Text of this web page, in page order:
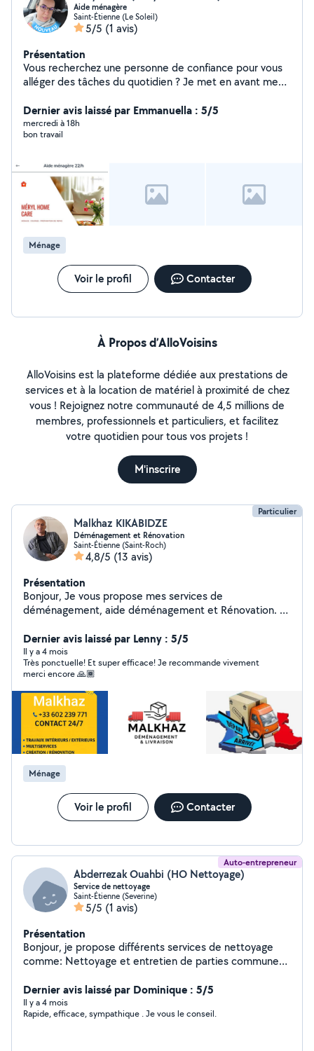
Aide ménagère
Saint-Étienne (Le Soleil)
5/5 (1 avis)
Présentation
Vous recherchez une personne de confiance pour vous
alléger des tâches du quotidien ? Je met en avant mes
offrir un logement propre, ordonné et agréable à vivre.
Ponctuelle, soignée et rigoureuse, je m'adapte à vos
besoins spécifiques.
Dernier avis laissé par Emmanuella : 5/5
mercredi à 18h
bon travail
Ménage
Voir le profil Contacter
À Propos d’AlloVoisins
AlloVoisins est la plateforme dédiée aux prestations de
services et à la location de matériel à proximité de chez
vous ! Rejoignez notre communauté de 4,5 millions de
membres, professionnels et particuliers, et facilitez
votre quotidien pour tous vos projets !
M'inscrire
Particulier
Malkhaz KIKABIDZE
Déménagement et Rénovation
Saint-Étienne (Saint-Roch)
4,8/5 (13 avis)
Présentation
Bonjour, Je vous propose mes services de
déménagement, aide déménagement et Rénovation. Je
N'hésitez pas à me contacter pour un devis ou pour
Dernier avis laissé par Lenny : 5/5
Il y a 4 mois
Très ponctuelle! Et super efficace! Je recommande vivement
merci encore 🙏🏾
Ménage
Voir le profil Contacter
Auto-entrepreneur
Abderrezak Ouahbi (HO Nettoyage)
Service de nettoyage
Saint-Étienne (Severine)
5/5 (1 avis)
Présentation
Bonjour, je propose différents services de nettoyage
comme: Nettoyage et entretien de parties communes
vérandas Sortie et rentrée des poubelles Nettoyage de
vitres intérieures et extérieures Remise en état après
travaux et fin de chantier Entretien régulier ou ponctuel
Dernier avis laissé par Dominique : 5/5
Il y a 4 mois
Rapide, efficace, sympathique . Je vous le conseil.